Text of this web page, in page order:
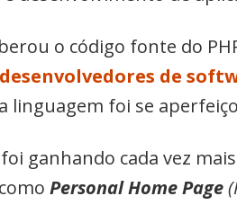
o código fonte do
desenvolvedores de
linguagem foi se
ganhando cada vez
Personal Home Page